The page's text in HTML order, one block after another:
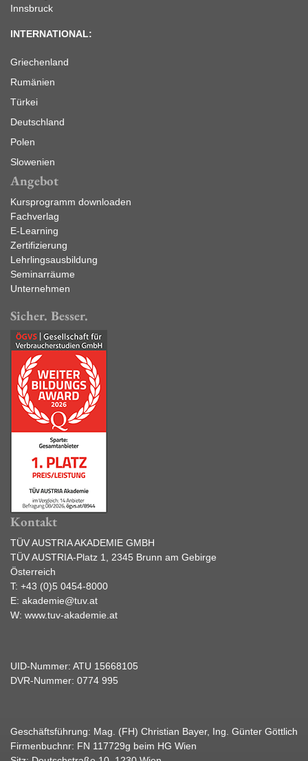
Innsbruck
INTERNATIONAL:
Griechenland
Rumänien
Türkei
Deutschland
Polen
Slowenien
Angebot
Kursprogramm downloaden
Fachverlag
E-Learning
Zertifizierung
Lehrlingsausbildung
Seminarräume
Unternehmen
Sicher. Besser.
Kontakt
TÜV AUSTRIA AKADEMIE GMBH
TÜV AUSTRIA-Platz 1, 2345 Brunn am Gebirge
Österreich
T: +43 (0)5 0454-8000
E: akademie@tuv.at
W: www.tuv-akademie.at
UID-Nummer: ATU 15668105
DVR-Nummer: 0774 995
Geschäftsführung: Mag. (FH) Christian Bayer, Ing. Günter Göttlich
Firmenbuchnr: FN 117729g beim HG Wien